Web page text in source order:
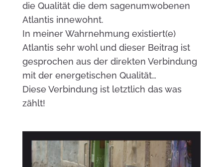
die Qualität die dem sagenumwobenen
Atlantis innewohnt.
In meiner Wahrnehmung existiert(e)
Atlantis sehr wohl und dieser Beitrag ist
gesprochen aus der direkten Verbindung
mit der energetischen Qualität…
Diese Verbindung ist letztlich das was
zählt!